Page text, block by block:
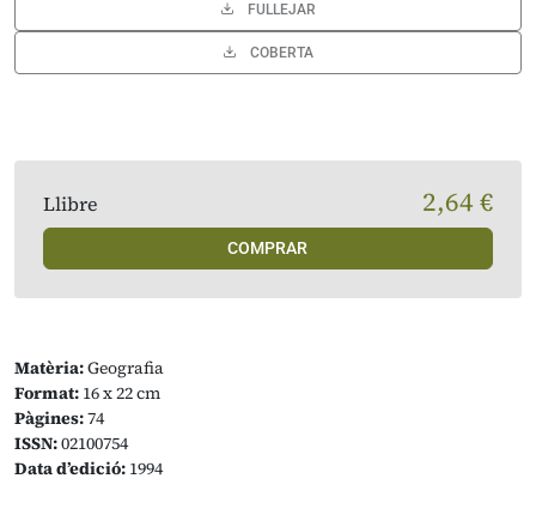
FULLEJAR
COBERTA
Matèria:Geografia
Format: 16 x 22 cm
Pàgines:74
ISSN:02100754
Data d’edició: 1994
Llibre 2,64 €
COMPRAR